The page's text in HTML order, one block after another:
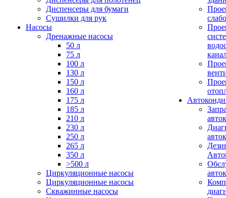
Диспенсеры для бумаги
Сушилки для рук
Насосы
Дренажные насосы
50 л
75 л
100 л
130 л
150 л
160 л
175 л
185 л
210 л
230 л
250 л
265 л
350 л
>500 л
Циркуляционные насосы
Циркуляционные насосы
Скважинные насосы